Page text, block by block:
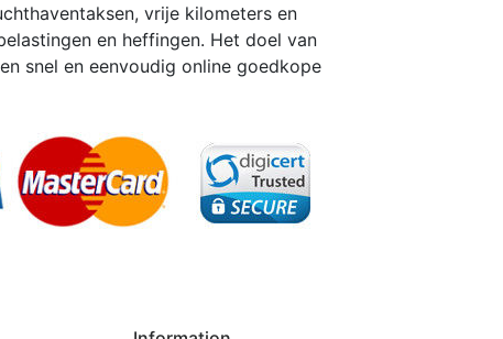
vrije kilometers en
en heffingen. Het doel van
snel en eenvoudig online goedkope